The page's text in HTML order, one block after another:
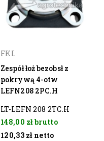
FKL
Zespół łoż bezobsł z
pokrywą 4-otw
LEFN208 2PC.H
LT-LEFN 208 2TC.H
148,00 złbrutto
120,33 zł netto